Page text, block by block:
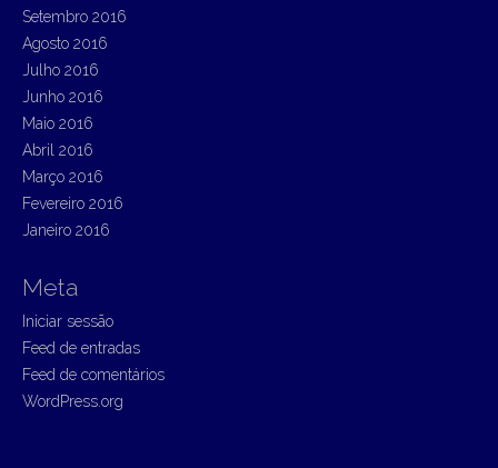
Setembro 2016
Agosto 2016
Julho 2016
Junho 2016
Maio 2016
Abril 2016
Março 2016
Fevereiro 2016
Janeiro 2016
Meta
Iniciar sessão
Feed de entradas
Feed de comentários
WordPress.org